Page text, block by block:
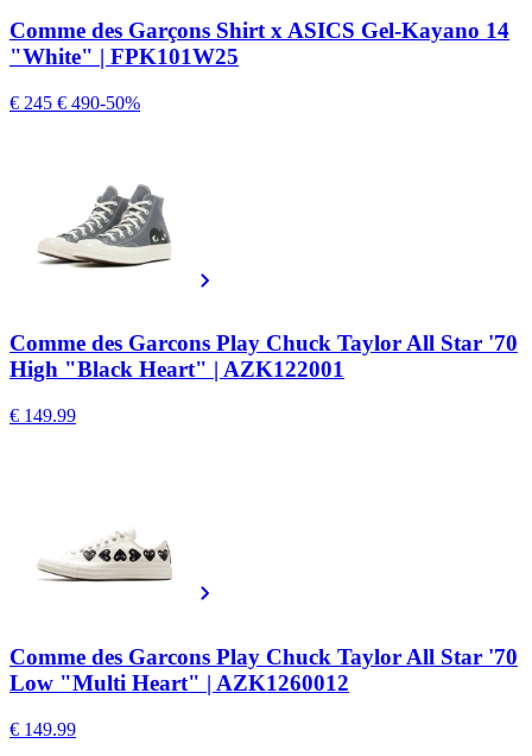
Comme des Garçons Shirt x ASICS Gel-Kayano 14
"White" | FPK101W25
€ 245 € 490-50%
Comme des Garcons Play Chuck Taylor All Star '70
High "Black Heart" | AZK122001
€ 149.99
Comme des Garcons Play Chuck Taylor All Star '70
Low "Multi Heart" | AZK1260012
€ 149.99